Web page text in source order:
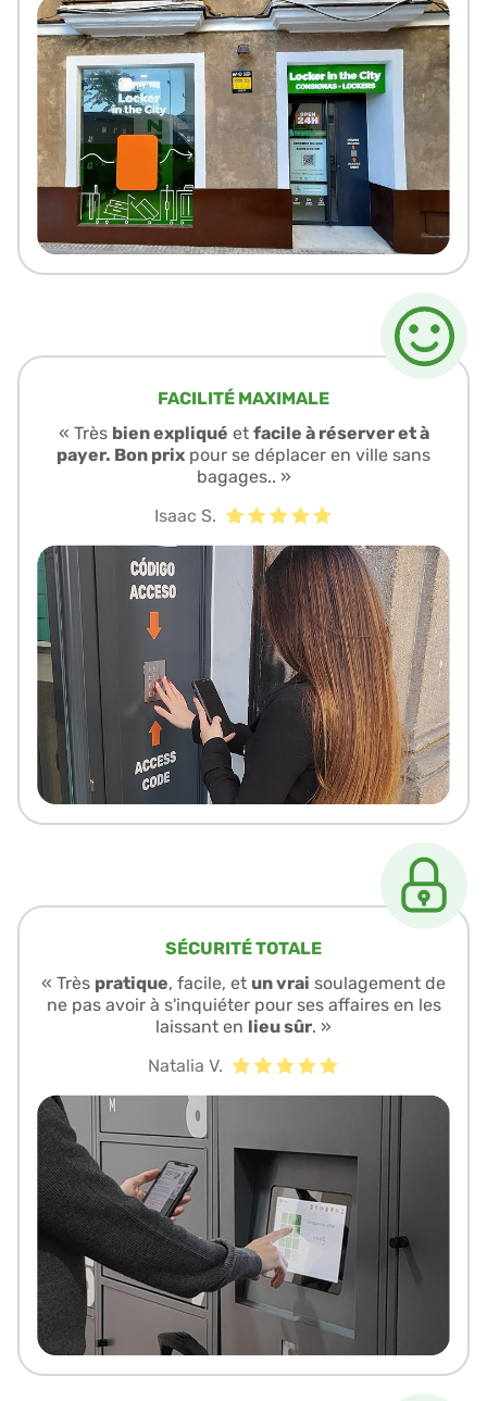
FACILITÉ MAXIMALE
« Très bien expliqué et facile à réserver et à
payer. Bon prix pour se déplacer en ville sans
bagages.. »
Isaac S.
SÉCURITÉ TOTALE
« Très pratique, facile, et un vrai soulagement de
ne pas avoir à s'inquiéter pour ses affaires en les
laissant en lieu sûr. »
Natalia V.